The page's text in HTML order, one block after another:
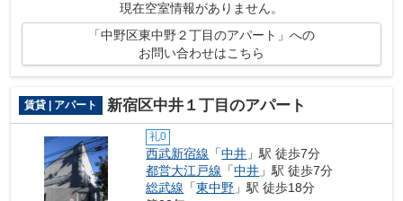
現在空室情報がありません。
「中野区東中野２丁目のアパート」への
お問い合わせはこちら
賃貸 | アパート 新宿区中井１丁目のアパート
礼0
西武新宿線 「中井 」駅 徒歩7分
都営大江戸線 「中井 」駅 徒歩7分
総武線 「東中野 」駅 徒歩18分